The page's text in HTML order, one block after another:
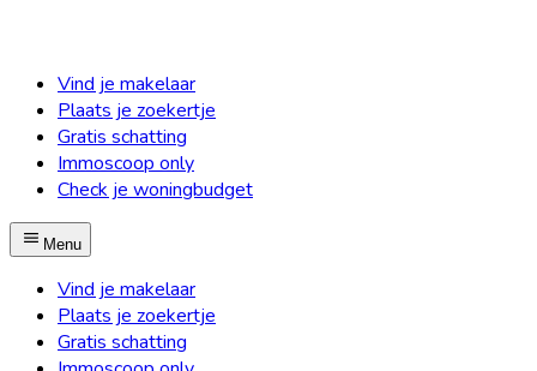
Vind je makelaar
Plaats je zoekertje
Gratis schatting
Immoscoop only
Check je woningbudget
Menu
Vind je makelaar
Plaats je zoekertje
Gratis schatting